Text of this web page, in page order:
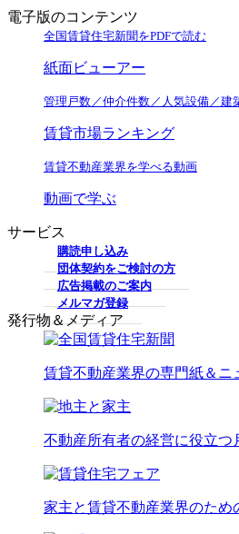
電子版のコンテンツ
全国賃貸住宅新聞をPDFで読む
紙面ビューアー
管理戸数／仲介件数／人気設備／建
賃貸市場ランキング
賃貸不動産業界を学べる動画
動画で学ぶ
サービス
購読申し込み
団体契約をご検討の方
広告掲載のご案内
メルマガ登録
発行物＆メディア
賃貸不動産業界の専門紙＆ニ
不動産所有者の経営に役立つ
家主と賃貸不動産業界のため